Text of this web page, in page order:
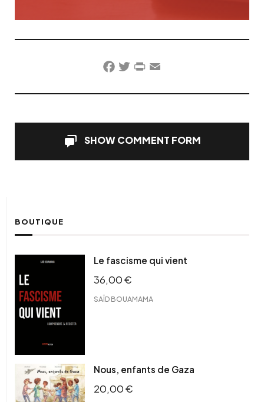
Facebook
TwitterPrintFriendly
Email
SHOW COMMENT FORM
BOUTIQUE
Le fascisme qui vient
36,00€
SAÏD BOUAMAMA
Nous, enfants de Gaza
20,00€